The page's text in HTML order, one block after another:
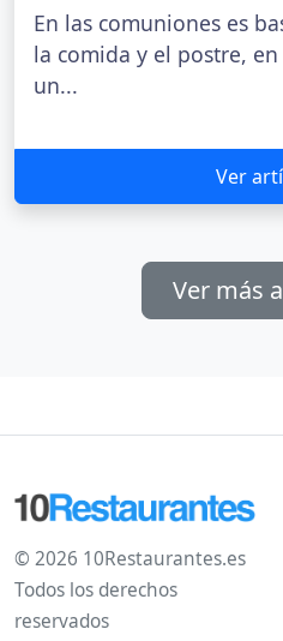
En las comuniones es
la comida y el postre,
un...
Ver
Ver más
© 2026 10Restaurantes.es
Todos los derechos
reservados